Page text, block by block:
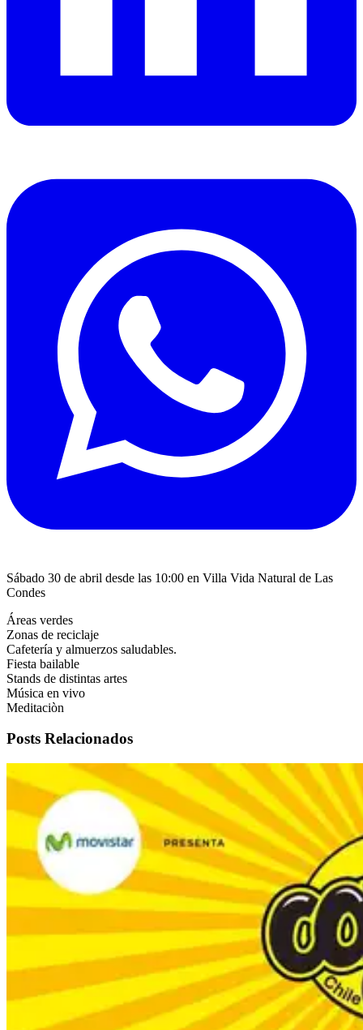
Sábado 30 de abril desde las 10:00 en Villa Vida Natural de Las
Condes
Áreas verdes
Zonas de reciclaje
Cafetería y almuerzos saludables.
Fiesta bailable
Stands de distintas artes
Música en vivo
Meditaciòn
Posts Relacionados